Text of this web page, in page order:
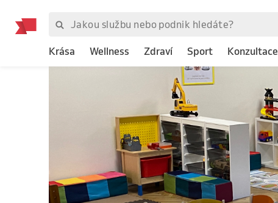
Krása Wellness Zdraví Sport Konzultace